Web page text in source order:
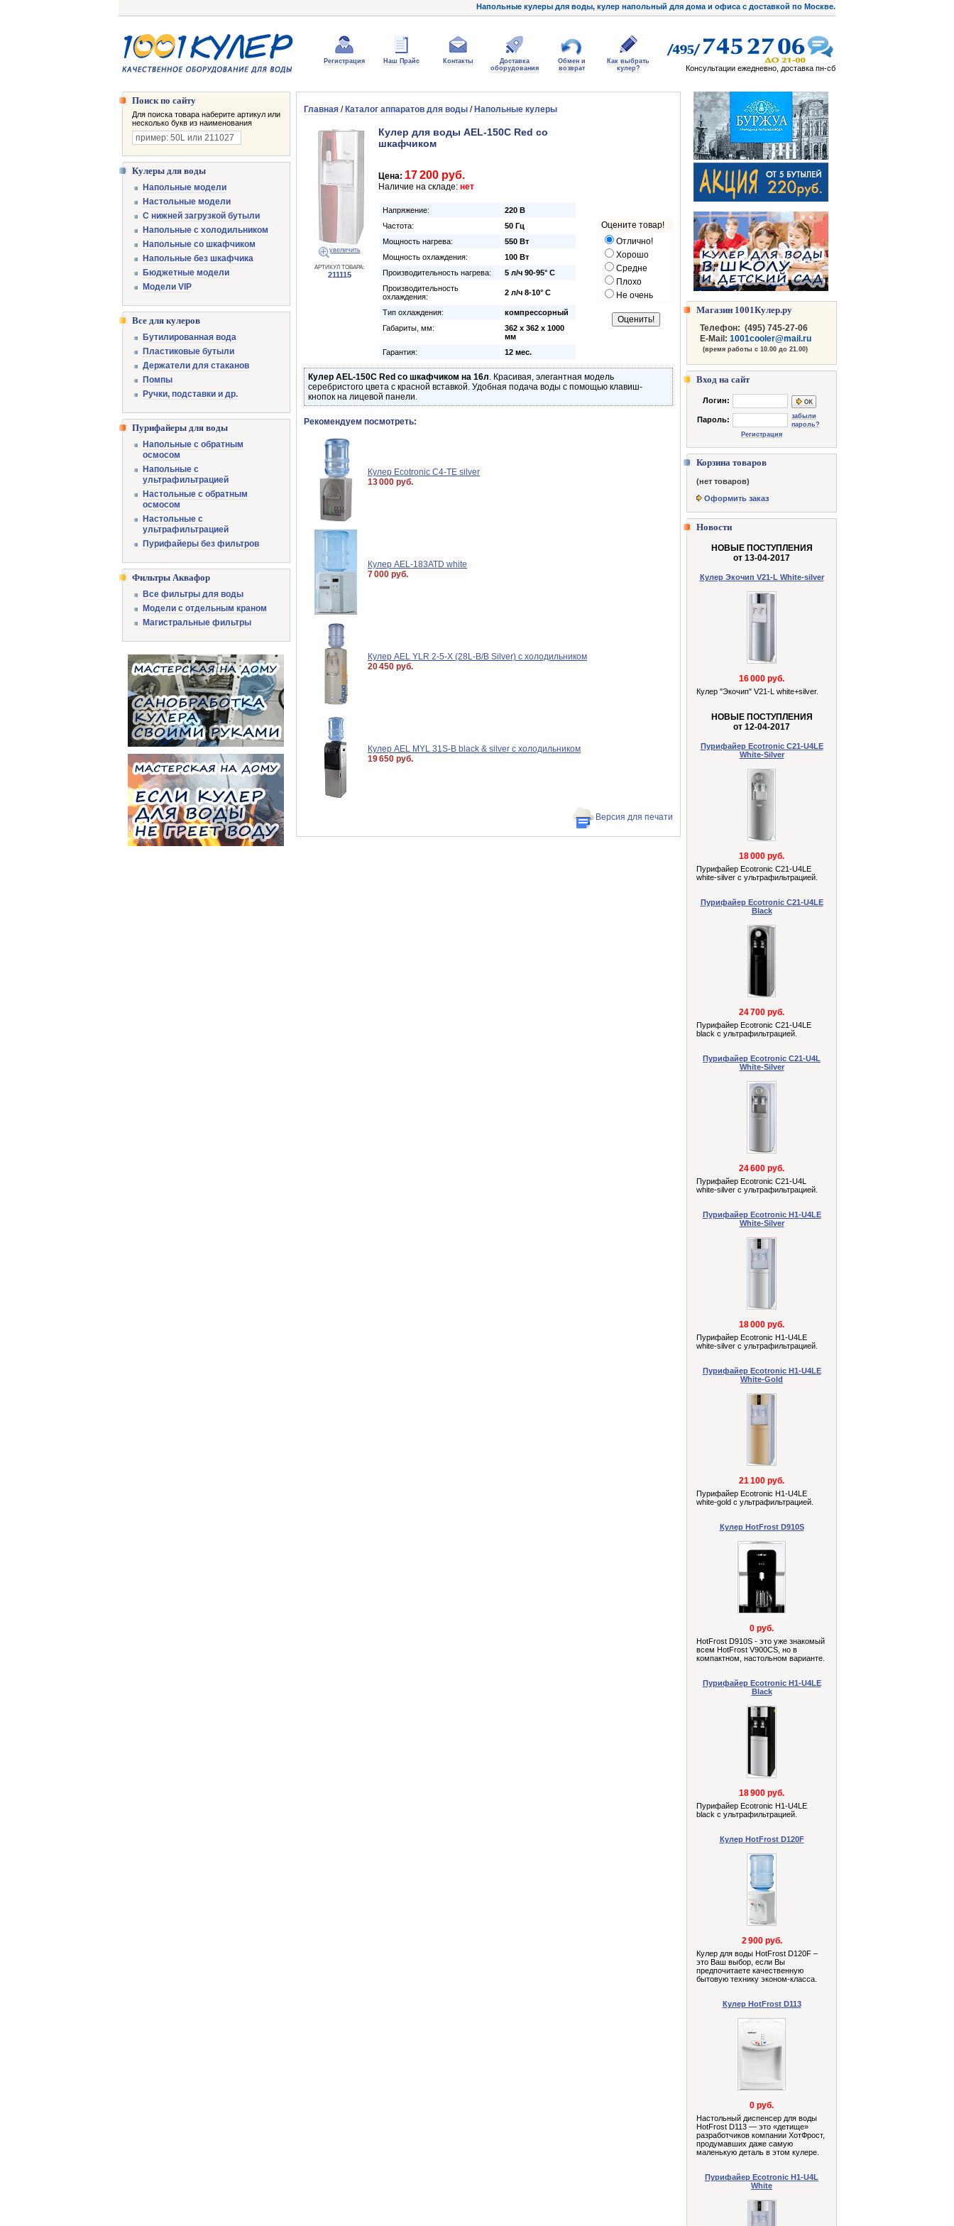
Напольные кулеры для воды, кулер напольный для дома и офиса с доставкой по Москве.
Регистрация Наш Прайс Контакты
Доставка
оборудования
Обмен и
возврат
Как выбрать
кулер?
Консультации ежедневно, доставка пн-сб
Главная / Каталог аппаратов для воды / Напольные кулеры
увеличить
АРТИКУЛ ТОВАРА:
211115
Кулер для воды AEL-150C Red со
шкафчиком
Цена: 17 200 руб.
Оцените товар!
Отлично!
Хорошо
Средне
Плохо
Не очень
Наличие на складе: нет
Напряжение:
220 В
Частота:
50 Гц
Мощность нагрева:
550 Вт
Мощность охлаждения:
100 Вт
Производительность нагрева:
5 л/ч 90-95° C
Производительность
охлаждения:
2 л/ч 8-10° C
Тип охлаждения:
компрессорный
Габариты, мм:
362 x 362 x 1000
мм
Гарантия:
12 мес.
Кулер AEL-150C Red со шкафчиком на 16л. Красивая, элегантная модель
серебристого цвета с красной вставкой. Удобная подача воды с помощью клавиш-
кнопок на лицевой панели.
Рекомендуем посмотреть:
Кулер Ecotronic C4-TE silver
13 000 руб.
Кулер AEL-183ATD white
7 000 руб.
Кулер AEL YLR 2-5-X (28L-B/B Silver) с холодильником
20 450 руб.
Кулер AEL MYL 31S-B black & silver с холодильником
19 650 руб.
Версия для печати
Поиск по сайту
Для поиска товара наберите артикул или
несколько букв из наименования
Кулеры для воды
Напольные модели
Настольные модели
С нижней загрузкой бутыли
Напольные с холодильником
Напольные со шкафчиком
Напольные без шкафчика
Бюджетные модели
Модели VIP
Все для кулеров
Бутилированная вода
Пластиковые бутыли
Держатели для стаканов
Помпы
Ручки, подставки и др.
Пурифайеры для воды
Напольные с обратным
осмосом
Напольные с
ультрафильтрацией
Настольные с обратным
осмосом
Настольные с
ультрафильтрацией
Пурифайеры без фильтров
Фильтры Аквафор
Все фильтры для воды
Модели с отдельным краном
Магистральные фильтры
Магазин 1001Кулер.ру
Телефон: (495) 745-27-06
E-Mail: 1001cooler@mail.ru
(время работы с 10.00 до 21.00)
Вход на сайт
Логин:
Пароль:
забыли
пароль?
Регистрация
Корзина товаров
(нет товаров)
Оформить заказ
Новости
НОВЫЕ ПОСТУПЛЕНИЯ
от 13-04-2017
Кулер Экочип V21-L White-silver
16 000 руб.
Кулер "Экочип" V21-L white+silver.
НОВЫЕ ПОСТУПЛЕНИЯ
от 12-04-2017
Пурифайер Ecotronic C21-U4LE
White-Silver
18 000 руб.
Пурифайер Ecotronic C21-U4LE
white-silver с ультрафильтрацией.
Пурифайер Ecotronic C21-U4LE
Black
24 700 руб.
Пурифайер Ecotronic C21-U4LE
black с ультрафильтрацией.
Пурифайер Ecotronic C21-U4L
White-Silver
24 600 руб.
Пурифайер Ecotronic C21-U4L
white-silver с ультрафильтрацией.
Пурифайер Ecotronic H1-U4LE
White-Silver
18 000 руб.
Пурифайер Ecotronic H1-U4LE
white-silver с ультрафильтрацией.
Пурифайер Ecotronic H1-U4LE
White-Gold
21 100 руб.
Пурифайер Ecotronic H1-U4LE
white-gold с ультрафильтрацией.
Кулер HotFrost D910S
0 руб.
HotFrost D910S - это уже знакомый
всем HotFrost V900СS, но в
компактном, настольном варианте.
Пурифайер Ecotronic H1-U4LE
Black
18 900 руб.
Пурифайер Ecotronic H1-U4LE
black с ультрафильтрацией.
Кулер HotFrost D120F
2 900 руб.
Кулер для воды HotFrost D120F –
это Ваш выбор, если Вы
предпочитаете качественную
бытовую технику эконом-класса.
Кулер HotFrost D113
0 руб.
Настольный диспенсер для воды
HotFrost D113 — это «детище»
разработчиков компании ХотФрост,
продумавших даже самую
маленькую деталь в этом кулере.
Пурифайер Ecotronic H1-U4L
White